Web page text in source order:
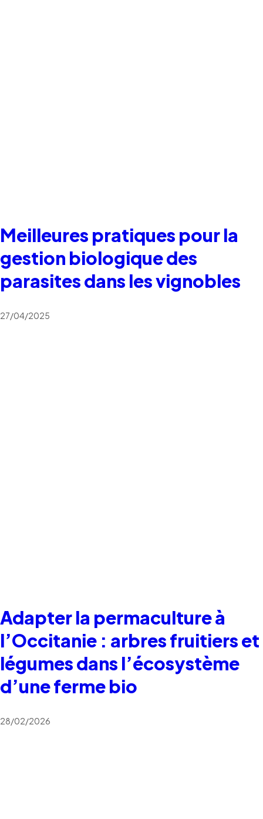
Meilleures pratiques pour la
gestion biologique des
parasites dans les vignobles
27/04/2025
Adapter la permaculture à
l’Occitanie : arbres fruitiers et
légumes dans l’écosystème
d’une ferme bio
28/02/2026